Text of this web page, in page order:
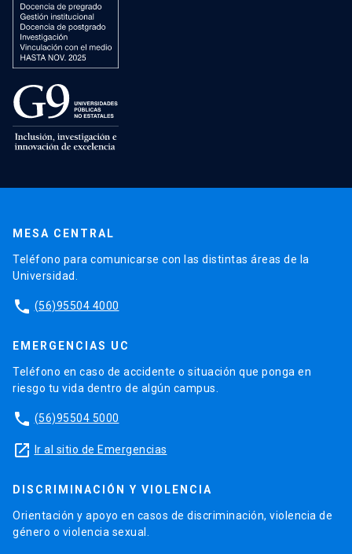
MESA CENTRAL
Teléfono para comunicarse con las distintas áreas de la
Universidad.
phone (56)95504 4000
EMERGENCIAS UC
Teléfono en caso de accidente o situación que ponga en
riesgo tu vida dentro de algún campus.
phone (56)95504 5000
launch Ir al sitio de Emergencias
DISCRIMINACIÓN Y VIOLENCIA
Orientación y apoyo en casos de discriminación, violencia de
género o violencia sexual.